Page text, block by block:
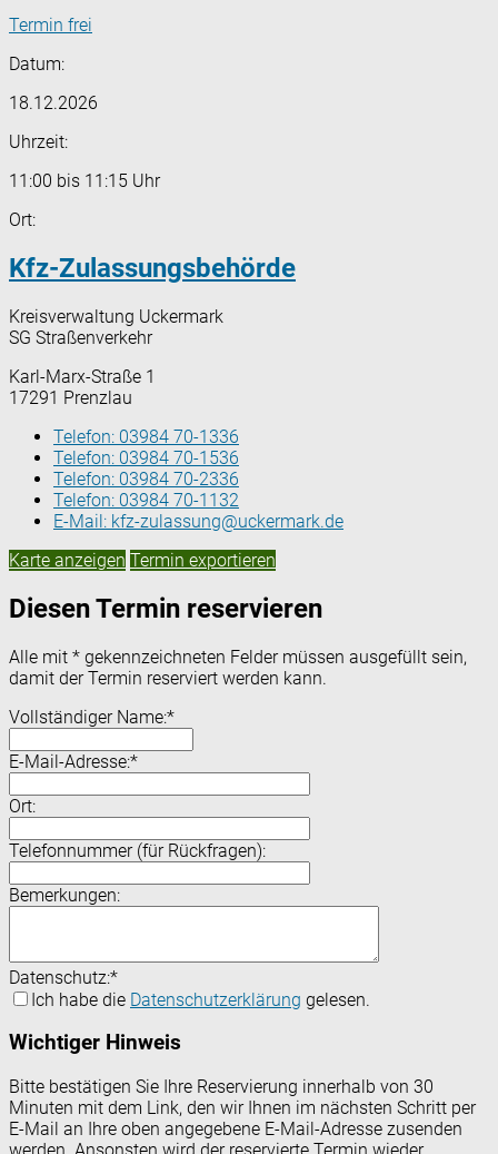
Termin frei
Datum:
18.12.2026
Uhrzeit:
11:00 bis 11:15 Uhr
Ort:
Kfz-Zulassungsbehörde
Kreisverwaltung Uckermark
SG Straßenverkehr
Karl-Marx-Straße 1
17291 Prenzlau
Telefon: 03984 70-1336
Telefon: 03984 70-1536
Telefon: 03984 70-2336
Telefon: 03984 70-1132
E-Mail: kfz-zulassung@uckermark.de
Karte anzeigen Termin exportieren
Diesen Termin reservieren
Alle mit * gekennzeichneten Felder müssen ausgefüllt sein,
damit der Termin reserviert werden kann.
Vollständiger Name:*
E-Mail-Adresse:*
Ort:
Telefonnummer (für Rückfragen):
Bemerkungen:
Datenschutz:*
Ich habe die Datenschutzerklärung gelesen.
Wichtiger Hinweis
Bitte bestätigen Sie Ihre Reservierung innerhalb von 30
Minuten mit dem Link, den wir Ihnen im nächsten Schritt per
E-Mail an Ihre oben angegebene E-Mail-Adresse zusenden